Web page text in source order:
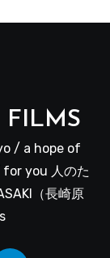
FILMS
/ a hope of
for you 人のた
（長崎原